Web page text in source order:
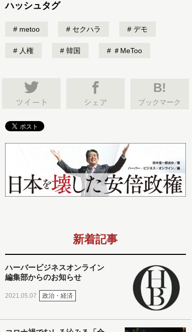
ハッシュタグ
metoo セクハラ デモ
人権 韓国 ＃MeToo
B!
ブックマーク
新着記事
ハーバービジネスオンライン
編集部からのお知らせ
2021.05.07 政治・経済